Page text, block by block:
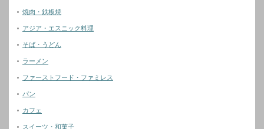
焼肉・鉄板焼
アジア・エスニック料理
そば・うどん
ラーメン
ファーストフード・ファミレス
パン
カフェ
スイーツ・和菓子